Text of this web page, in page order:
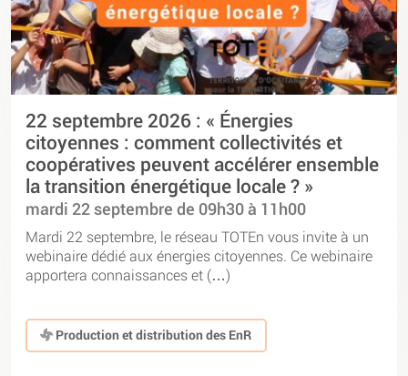
22 septembre 2026 : « Énergies
citoyennes : comment collectivités et
coopératives peuvent accélérer ensemble
la transition énergétique locale ? »
mardi 22 septembre de 09h30 à 11h00
Mardi 22 septembre, le réseau TOTEn vous invite à un
webinaire dédié aux énergies citoyennes. Ce webinaire
apportera connaissances et (…)
Production et distribution des EnR